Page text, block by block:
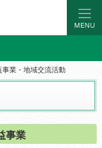
やスクールなら仙台海岸公
城県仙台市の乗馬レッスン・
事業・地域交流活動
事業
事業・地域交流活動